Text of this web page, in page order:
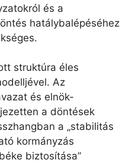
és a
hatálybalépéséhez
struktúra éles
Az
és elnök-
a döntések
a „stabilitás
kormányzás
biztosítása”